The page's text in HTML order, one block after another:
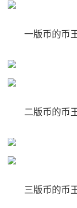
一版币的币
二版币的币
三版币的币